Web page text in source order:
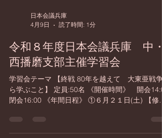
日本会議兵庫
4月9日
読了時間: 1分
令和８年度日本会議兵庫 中・
西播磨支部主催学習会